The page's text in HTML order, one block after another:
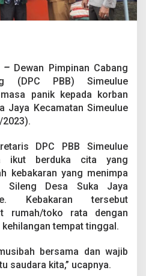
– Dewan Pimpinan Cabang
(DPC PBB) Simeulue
panik kepada korban
Jaya Kecamatan Simeulue
DPC PBB Simeulue
ikut berduka cita yang
kebakaran yang menimpa
Sileng Desa Suka Jaya
Kebakaran tersebut
rumah/toko rata dengan
tempat tinggal.
bersama dan wajib
saudara kita,” ucapnya.